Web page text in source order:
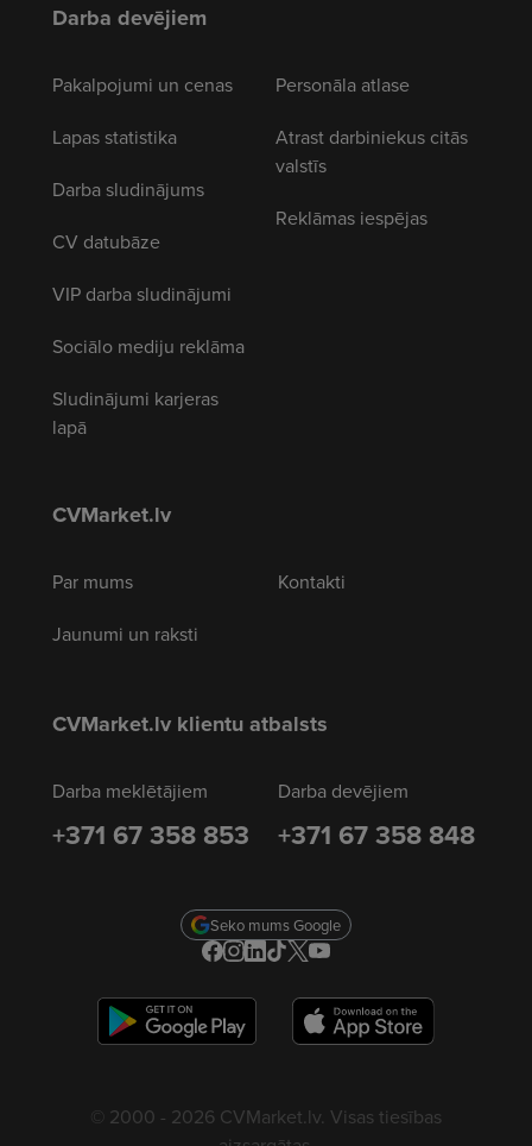
Darba devējiem
Pakalpojumi un cenas
Lapas statistika
Darba sludinājums
CV datubāze
VIP darba sludinājumi
Sociālo mediju reklāma
Sludinājumi karjeras
lapā
Personāla atlase
Atrast darbiniekus citās
valstīs
Reklāmas iespējas
CVMarket.lv
Par mums
Jaunumi un raksti
Kontakti
CVMarket.lv klientu atbalsts
Darba meklētājiem
+371 67 358 853
Darba devējiem
+371 67 358 848
Seko mums Google
© 2000 - 2026 CVMarket.lv. Visas tiesības